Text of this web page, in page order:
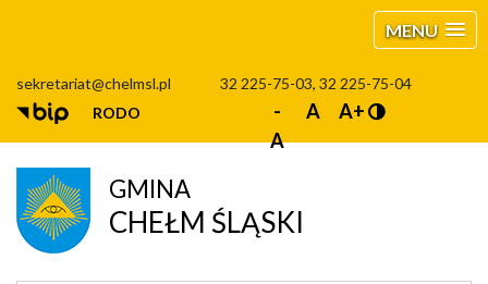
MENU
sekretariat@chelmsl.pl
32 225-75-03, 32 225-75-04
RODO
-
A
A A+
GMINA
CHEŁM ŚLĄSKI